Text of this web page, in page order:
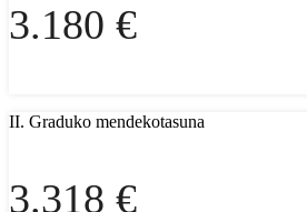
3.180 €
II. Graduko mendekotasuna
3.318 €